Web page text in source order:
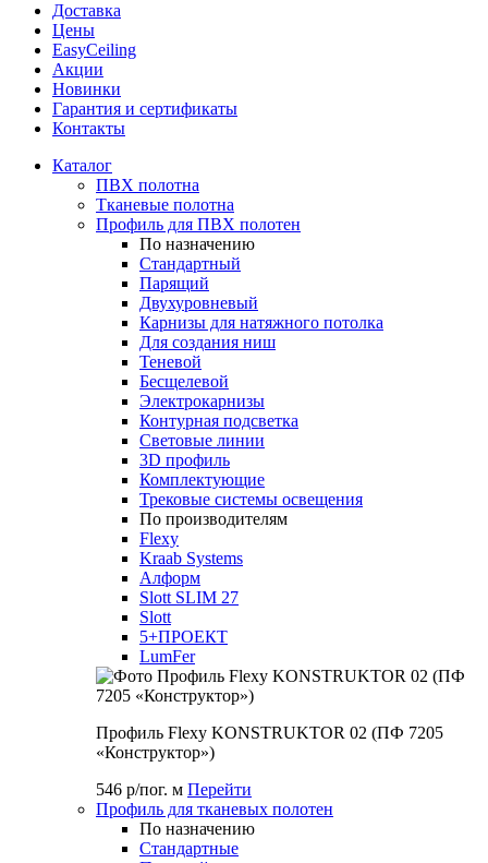
Доставка
Цены
EasyCeiling
Акции
Новинки
Гарантия и сертификаты
Контакты
Каталог
ПВХ полотна
Тканевые полотна
Профиль для ПВХ полотен
По назначению
Стандартный
Парящий
Двухуровневый
Карнизы для натяжного потолка
Для создания ниш
Теневой
Бесщелевой
Электрокарнизы
Контурная подсветка
Световые линии
3D профиль
Комплектующие
Трековые системы освещения
По производителям
Flexy
Kraab Systems
Алформ
Slott SLIM 27
Slott
5+ПРОЕКТ
LumFer
Профиль Flexy KONSTRUKTOR 02 (ПФ 7205
«Конструктор»)
546 р/пог. м Перейти
Профиль для тканевых полотен
По назначению
Стандартные